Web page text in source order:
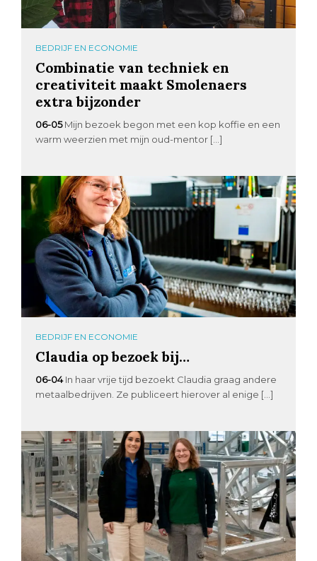
BEDRIJF EN ECONOMIE
Combinatie van techniek en
creativiteit maakt Smolenaers
extra bijzonder
06-05 Mijn bezoek begon met een kop koffie en een
warm weerzien met mijn oud-mentor […]
BEDRIJF EN ECONOMIE
Claudia op bezoek bij…
06-04 In haar vrije tijd bezoekt Claudia graag andere
metaalbedrijven. Ze publiceert hierover al enige […]